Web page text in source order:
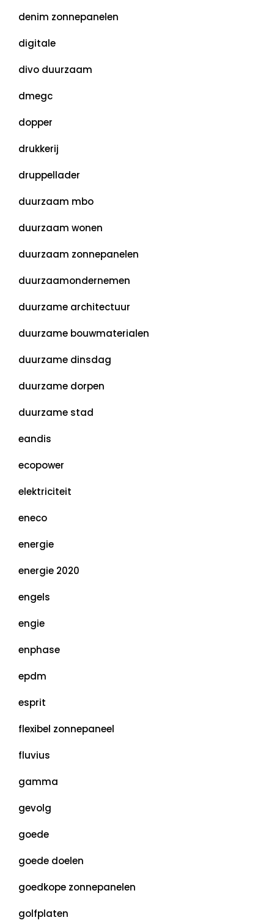
denim zonnepanelen
digitale
divo duurzaam
dmegc
dopper
drukkerij
druppellader
duurzaam mbo
duurzaam wonen
duurzaam zonnepanelen
duurzaamondernemen
duurzame architectuur
duurzame bouwmaterialen
duurzame dinsdag
duurzame dorpen
duurzame stad
eandis
ecopower
elektriciteit
eneco
energie
energie 2020
engels
engie
enphase
epdm
esprit
flexibel zonnepaneel
fluvius
gamma
gevolg
goede
goede doelen
goedkope zonnepanelen
golfplaten